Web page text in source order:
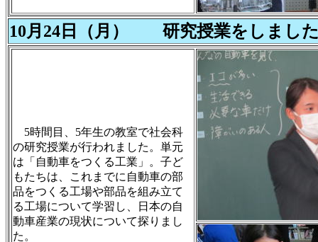
10月24日（月） 研究授業をしました
5時間目、5年生の教室で社会科
の研究授業が行われました。単元
は「自動車をつくる工業」。子ど
もたちは、これまでに自動車の部
品をつくる工場や部品を組み立て
る工場について学習し、日本の自
動車産業の現状について探りまし
た。